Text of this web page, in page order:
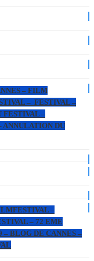
– FILM
– FESTIVAL –
FESTIVAL –
ANNULATION DU
–
– 72 EME
– BLOG DE CANNES –